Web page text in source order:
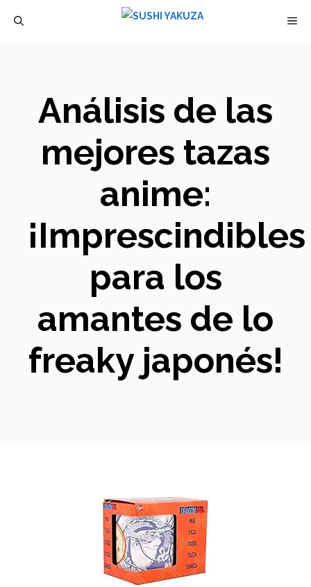
Análisis de las
mejores tazas
anime:
¡Imprescindibles
para los
amantes de lo
freaky japonés!